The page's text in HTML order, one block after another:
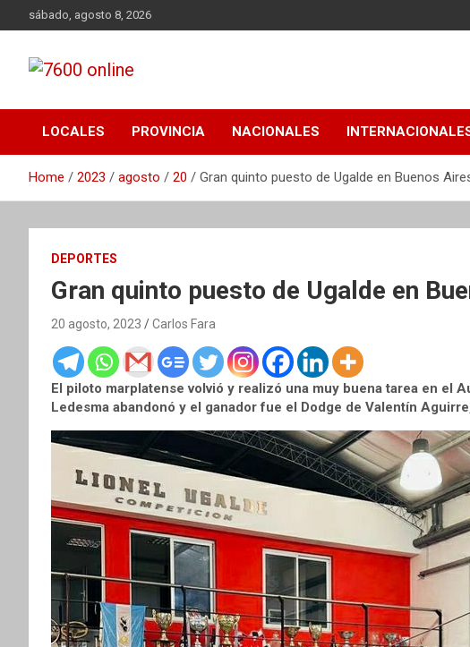
to
sábado, agosto 8, 2026
7600 online
local, nacional e internacional, deportiva y cultural.
LOCALES
PROVINCIA NACIONALES
Home 2023 agosto 20 Gran quinto puesto de Ugalde en Buenos
DEPORTES
Gran quinto puesto de Ugalde en
20 agosto, 2023 Carlos Fara
El piloto marplatense volvió y realizó una muy buena tarea en el
Ledesma abandonó y el ganador fue el Dodge de Valentín